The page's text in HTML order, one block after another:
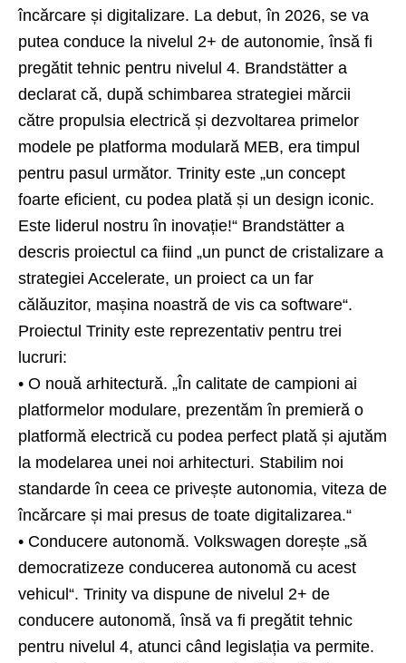
încărcare și digitalizare. La debut, în 2026, se va
putea conduce la nivelul 2+ de autonomie, însă fi
pregătit tehnic pentru nivelul 4. Brandstätter a
declarat că, după schimbarea strategiei mărcii
către propulsia electrică și dezvoltarea primelor
modele pe platforma modulară MEB, era timpul
pentru pasul următor. Trinity este „un concept
foarte eficient, cu podea plată și un design iconic.
Este liderul nostru în inovație!“ Brandstätter a
descris proiectul ca fiind „un punct de cristalizare a
strategiei Accelerate, un proiect ca un far
călăuzitor, mașina noastră de vis ca software“.
Proiectul Trinity este reprezentativ pentru trei
lucruri:
• O nouă arhitectură. „În calitate de campioni ai
platformelor modulare, prezentăm în premieră o
platformă electrică cu podea perfect plată și ajutăm
la modelarea unei noi arhitecturi. Stabilim noi
standarde în ceea ce privește autonomia, viteza de
încărcare și mai presus de toate digitalizarea.“
• Conducere autonomă. Volkswagen dorește „să
democratizeze conducerea autonomă cu acest
vehicul“. Trinity va dispune de nivelul 2+ de
conducere autonomă, însă va fi pregătit tehnic
pentru nivelul 4, atunci când legislația va permite.